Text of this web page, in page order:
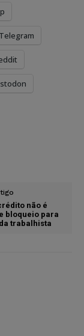
Telegram
não é
bloqueio para
trabalhista